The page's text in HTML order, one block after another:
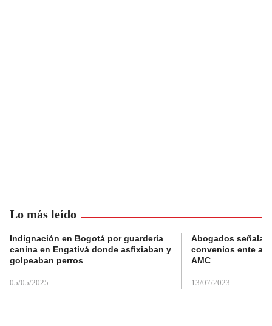
Lo más leído
Indignación en Bogotá por guardería
canina en Engativá donde asfixiaban y
golpeaban perros
05/05/2025
Abogados
convenios ente
AMC
13/07/2023